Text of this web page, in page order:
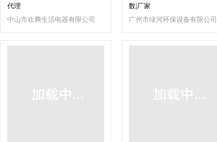
代理
中山市欢腾生活电器有限公司
数|厂家
广州市绿河环保设备有限公司